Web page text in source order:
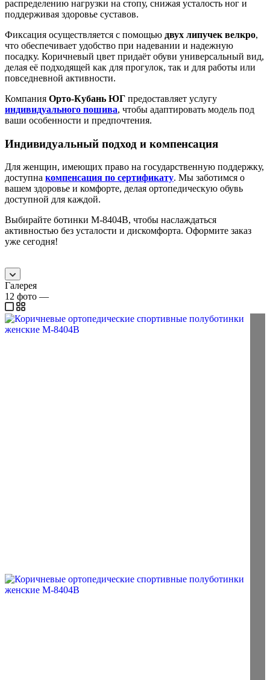
распределению нагрузки на стопу, снижая усталость ног и
поддерживая здоровье суставов.
Фиксация осуществляется с помощью двух липучек велкро,
что обеспечивает удобство при надевании и надежную
посадку. Коричневый цвет придаёт обуви универсальный вид,
делая её подходящей как для прогулок, так и для работы или
повседневной активности.
Компания Орто-Кубань ЮГ предоставляет услугу
индивидуального пошива, чтобы адаптировать модель под
ваши особенности и предпочтения.
Индивидуальный подход и компенсация
Для женщин, имеющих право на государственную поддержку,
доступна компенсация по сертификату. Мы заботимся о
вашем здоровье и комфорте, делая ортопедическую обувь
доступной для каждой.
Выбирайте ботинки М-8404В, чтобы наслаждаться
активностью без усталости и дискомфорта. Оформите заказ
уже сегодня!
Галерея
12 фото —